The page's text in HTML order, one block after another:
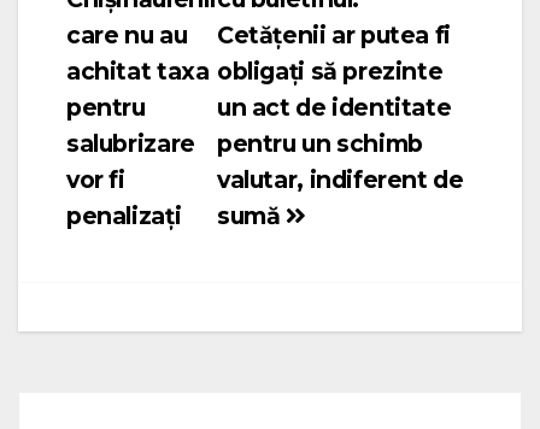
în
articole
Cetățenii ar putea fi
obligați să prezinte
un act de identitate
pentru un schimb
valutar, indiferent de
sumă
care nu au
achitat taxa
pentru
salubrizare
vor fi
penalizați